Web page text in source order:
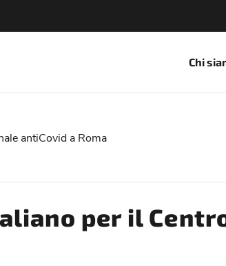
Chi
antiCovid a Roma
per il